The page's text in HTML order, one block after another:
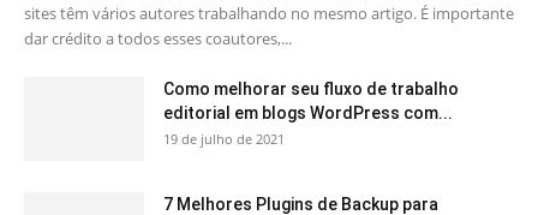
sites têm vários autores trabalhando no mesmo artigo. É importante
dar crédito a todos esses coautores,...
Como melhorar seu fluxo de trabalho
editorial em blogs WordPress com...
19 de julho de 2021
7 Melhores Plugins de Backup para